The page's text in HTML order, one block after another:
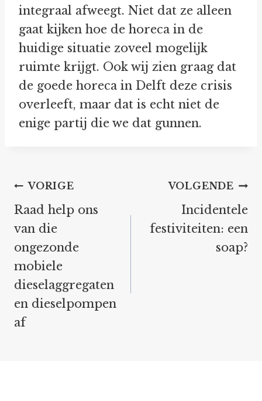
integraal afweegt. Niet dat ze alleen
gaat kijken hoe de horeca in de
huidige situatie zoveel mogelijk
ruimte krijgt. Ook wij zien graag dat
de goede horeca in Delft deze crisis
overleeft, maar dat is echt niet de
enige partij die we dat gunnen.
Bericht
navigatie
VORIGE
Raad help ons
van die
ongezonde
mobiele
dieselaggregaten
en dieselpompen
af
VOLGENDE
Incidentele
festiviteiten: een
soap?